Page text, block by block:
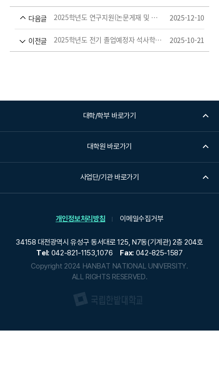
다음글 2025학년도 연구지원(논문게재 및 우수 영문학위논문) 장학금 신청 마감 안내('25.2.6.(금) 까지) 2025-12-10
이전글 2025학년도 전기 졸업예정자 석사학위청구 심사용 논문 제출 안내 2025-10-21
대학/학부 바로가기
대학원 바로가기
사업단/기관 바로가기
개인정보처리방침 이메일수집거부
34158 대전광역시 유성구 동서대로 125, N7동(기계관) 2층 204호
Tel: 042-821-1153,1076 Fax: 042-825-1587
Copyright 2024 HANBAT NATIONAL UNIVERSITY.
ALL RIGHTS RESERVED.